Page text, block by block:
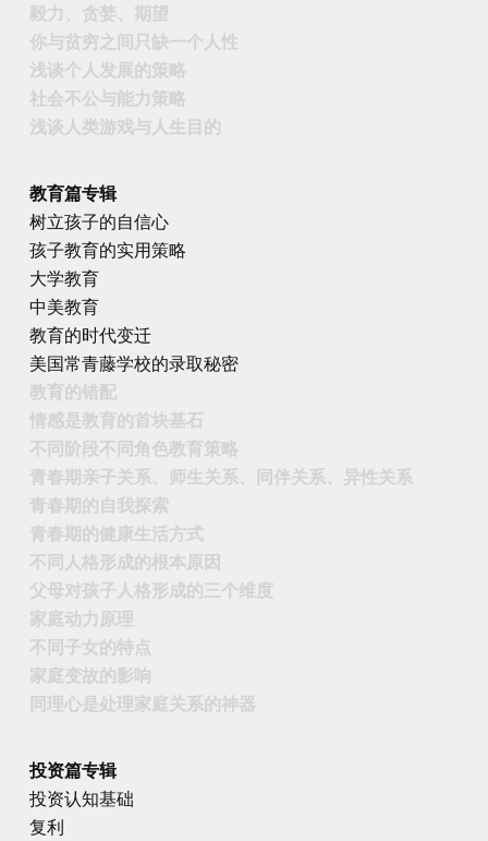
毅力、贪婪、期望
你与贫穷之间只缺一个人性
浅谈个人发展的策略
社会不公与能力策略
浅谈人类游戏与人生目的
教育篇专辑
树立孩子的自信心
孩子教育的实用策略
大学教育
中美教育
教育的时代变迁
美国常青藤学校的录取秘密
教育的错配
情感是教育的首块基石
不同阶段不同角色教育策略
青春期亲子关系、师生关系、同伴关系、异性关系
青春期的自我探索
青春期的健康生活方式
不同人格形成的根本原因
父母对孩子人格形成的三个维度
家庭动力原理
不同子女的特点
家庭变故的影响
同理心是处理家庭关系的神器
投资篇专辑
投资认知基础
复利